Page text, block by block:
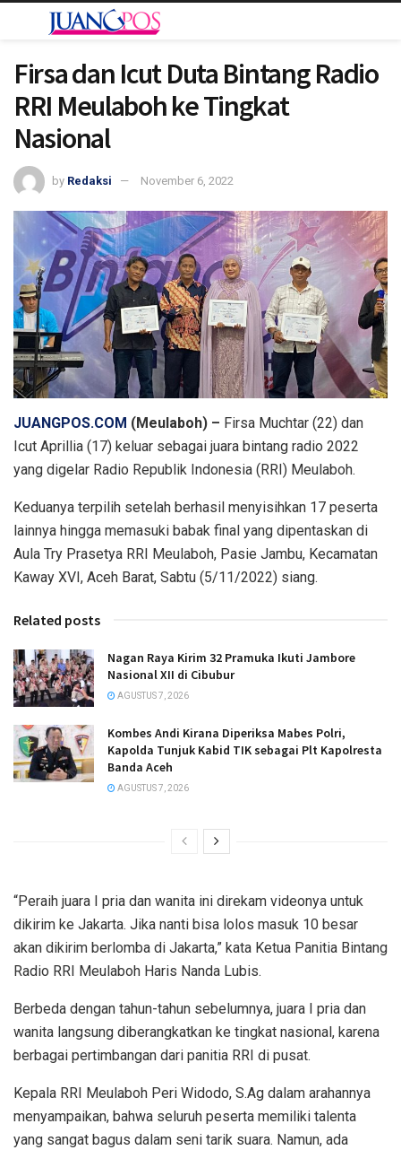
Firsa dan Icut Duta Bintang Radio
RRI Meulaboh ke Tingkat
Nasional
by Redaksi November 6, 2022
JUANGPOS.COM (Meulaboh) – Firsa Muchtar (22) dan
Icut Aprillia (17) keluar sebagai juara bintang radio 2022
yang digelar Radio Republik Indonesia (RRI) Meulaboh.
Keduanya terpilih setelah berhasil menyisihkan 17 peserta
lainnya hingga memasuki babak final yang dipentaskan di
Aula Try Prasetya RRI Meulaboh, Pasie Jambu, Kecamatan
Kaway XVI, Aceh Barat, Sabtu (5/11/2022) siang.
Related posts
Nagan Raya Kirim 32 Pramuka Ikuti Jambore
Nasional XII di Cibubur
AGUSTUS 7, 2026
Kombes Andi Kirana Diperiksa Mabes Polri,
Kapolda Tunjuk Kabid TIK sebagai Plt Kapolresta
Banda Aceh
AGUSTUS 7, 2026
“Peraih juara I pria dan wanita ini direkam videonya untuk
dikirim ke Jakarta. Jika nanti bisa lolos masuk 10 besar
akan dikirim berlomba di Jakarta,” kata Ketua Panitia Bintang
Radio RRI Meulaboh Haris Nanda Lubis.
Berbeda dengan tahun-tahun sebelumnya, juara I pria dan
wanita langsung diberangkatkan ke tingkat nasional, karena
berbagai pertimbangan dari panitia RRI di pusat.
Kepala RRI Meulaboh Peri Widodo, S.Ag dalam arahannya
menyampaikan, bahwa seluruh peserta memiliki talenta
yang sangat bagus dalam seni tarik suara. Namun, ada